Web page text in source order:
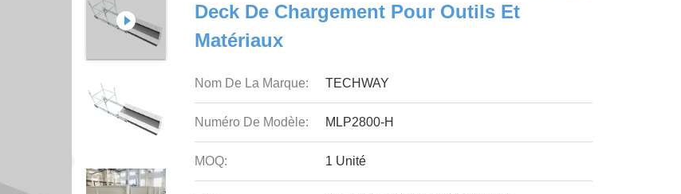
Deck De Chargement Pour Outils Et
Matériaux
Nom De La Marque: TECHWAY
Numéro De Modèle: MLP2800-H
MOQ: 1 Unité